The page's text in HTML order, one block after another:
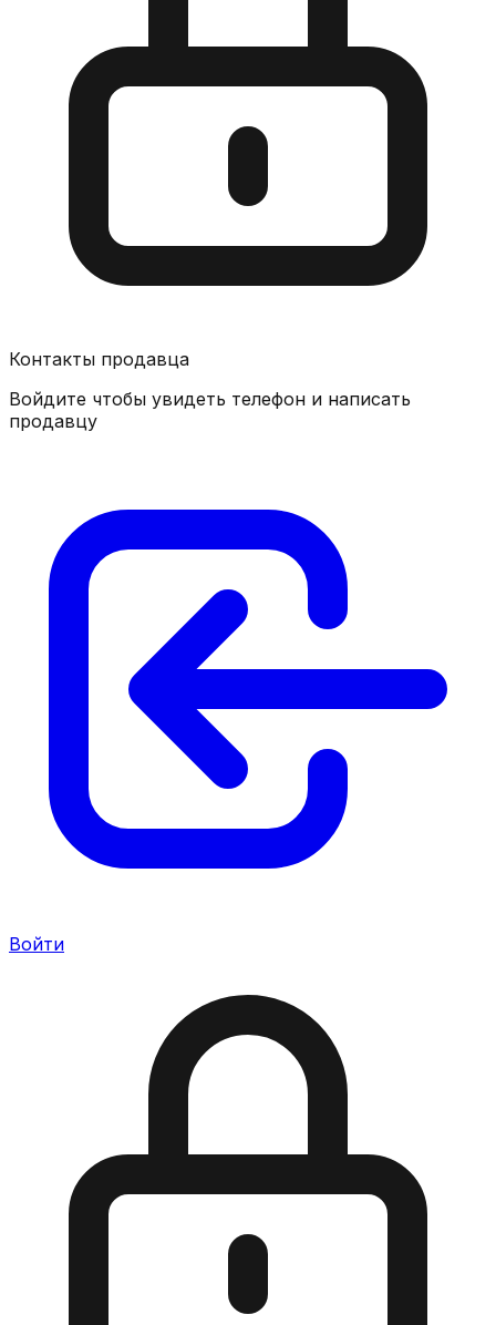
Контакты продавца
Войдите чтобы увидеть телефон и написать
продавцу
Войти